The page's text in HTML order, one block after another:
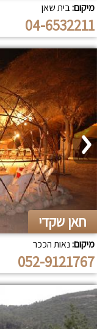
מיקום:בית שאן
04-6532211
חאן שקדי
מיקום:נאות הככר
052-9121767